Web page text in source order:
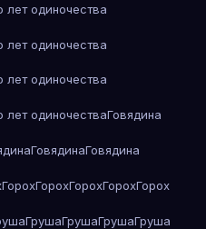
одиночества
одиночества
одиночества
одиночестваГовядина
ГовядинаГовядина
ГорохГорохГорохГорохГорох
ГрушаГрушаГрушаГруша